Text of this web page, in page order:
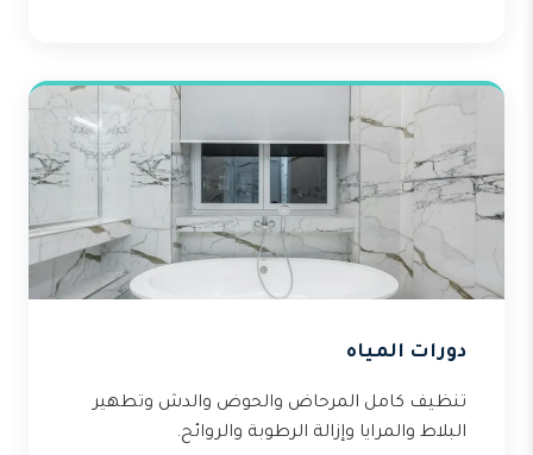
دورات المياه
تنظيف كامل المرحاض والحوض والدش وتطهير
البلاط والمرايا وإزالة الرطوبة والروائح.